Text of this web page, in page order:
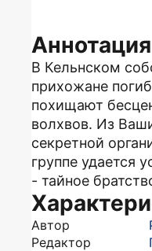
Аннотация
В Кельнском
прихожане
похищают
волхвов. Из
секретной
группе удается
- тайное
Автор
Редактор